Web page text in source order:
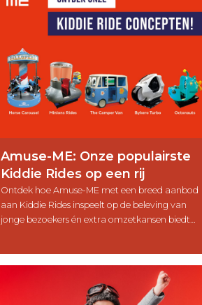
Amuse-ME: Onze populairste
Kiddie Rides op een rij
Ontdek hoe Amuse-ME met een breed aanbod
aan Kiddie Rides inspeelt op de beleving van
jonge bezoekers én extra omzetkansen biedt
populaire concepten.